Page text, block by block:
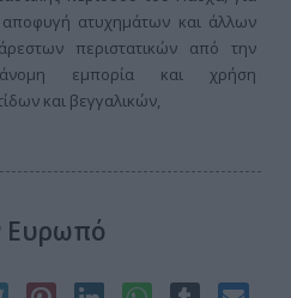
ατυχημάτων και άλλων
περιστατικών από την
εμπορία και χρήση
και βεγγαλικών,
Ευρωπό